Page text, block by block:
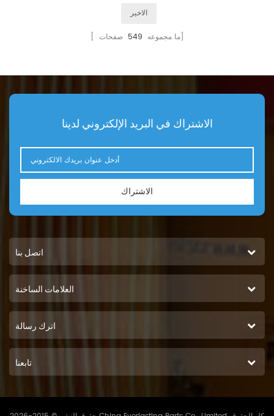
الاخير
[ ما مجموعه 549 صفحات]
الاشتراك في البريد الإلكتروني لدينا
الاشتراك
اتصل بنا
العلامات الساخنة
اترك رسالة
تابعنا